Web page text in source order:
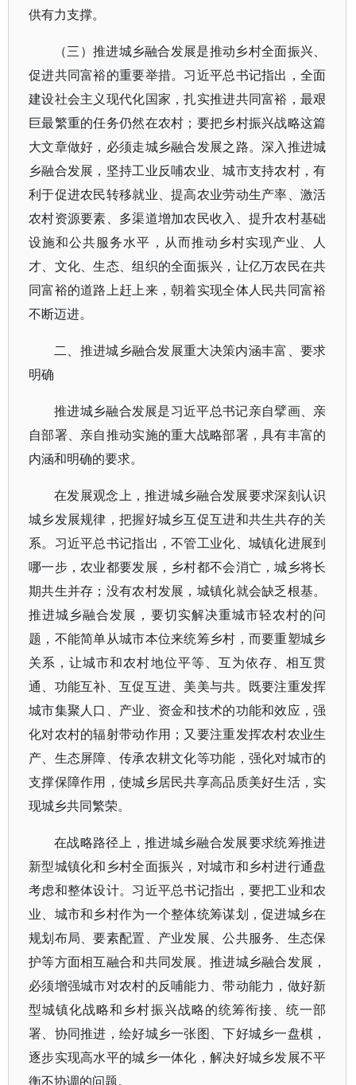
供有力支撑。
（三）推进城乡融合发展是推动乡村全面振兴、
促进共同富裕的重要举措。习近平总书记指出，全面
建设社会主义现代化国家，扎实推进共同富裕，最艰
巨最繁重的任务仍然在农村；要把乡村振兴战略这篇
大文章做好，必须走城乡融合发展之路。深入推进城
乡融合发展，坚持工业反哺农业、城市支持农村，有
利于促进农民转移就业、提高农业劳动生产率、激活
农村资源要素、多渠道增加农民收入、提升农村基础
设施和公共服务水平，从而推动乡村实现产业、人
才、文化、生态、组织的全面振兴，让亿万农民在共
同富裕的道路上赶上来，朝着实现全体人民共同富裕
不断迈进。
二、推进城乡融合发展重大决策内涵丰富、要求
明确
推进城乡融合发展是习近平总书记亲自擘画、亲
自部署、亲自推动实施的重大战略部署，具有丰富的
内涵和明确的要求。
在发展观念上，推进城乡融合发展要求深刻认识
城乡发展规律，把握好城乡互促互进和共生共存的关
系。习近平总书记指出，不管工业化、城镇化进展到
哪一步，农业都要发展，乡村都不会消亡，城乡将长
期共生并存；没有农村发展，城镇化就会缺乏根基。
推进城乡融合发展，要切实解决重城市轻农村的问
题，不能简单从城市本位来统筹乡村，而要重塑城乡
关系，让城市和农村地位平等、互为依存、相互贯
通、功能互补、互促互进、美美与共。既要注重发挥
城市集聚人口、产业、资金和技术的功能和效应，强
化对农村的辐射带动作用；又要注重发挥农村农业生
产、生态屏障、传承农耕文化等功能，强化对城市的
支撑保障作用，使城乡居民共享高品质美好生活，实
现城乡共同繁荣。
在战略路径上，推进城乡融合发展要求统筹推进
新型城镇化和乡村全面振兴，对城市和乡村进行通盘
考虑和整体设计。习近平总书记指出，要把工业和农
业、城市和乡村作为一个整体统筹谋划，促进城乡在
规划布局、要素配置、产业发展、公共服务、生态保
护等方面相互融合和共同发展。推进城乡融合发展，
必须增强城市对农村的反哺能力、带动能力，做好新
型城镇化战略和乡村振兴战略的统筹衔接、统一部
署、协同推进，绘好城乡一张图、下好城乡一盘棋，
逐步实现高水平的城乡一体化，解决好城乡发展不平
衡不协调的问题。